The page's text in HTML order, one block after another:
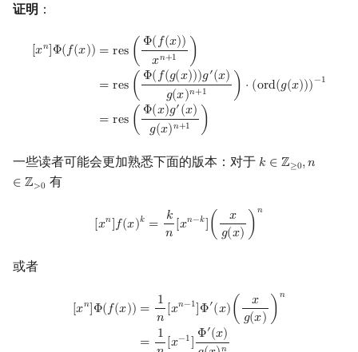
证明 ：
[𝑥𝑛]Φ(𝑓(𝑥)) = res ( Φ(𝑓(𝑥))
𝑥𝑛+1
)
= res ( Φ(𝑓(𝑔(𝑥)))𝑔′(𝑥)
𝑔(𝑥)𝑛+1 ) ⋅ (ord(𝑔(𝑥)))−1
= res ( Φ(𝑥)𝑔′(𝑥)
𝑔(𝑥)𝑛+1 )
]Φ(f (x ) )=res )x n+ 1)=res (Φ
一些读者可能会更加熟悉下面的版本：对于 𝑘 ∈ ℤ≥0,𝑛
∈ ℤ>0
k ∈Z≥0,n∈
有
[𝑥𝑛]𝑓(𝑥)𝑘 = 𝑘
𝑛 [𝑥𝑛−𝑘](
𝑥
𝑔(𝑥) )
𝑛
[x n] (x) n [x n− k] (x x) n
或者
[𝑥𝑛]Φ(𝑓(𝑥)) = 1
𝑛 [𝑥𝑛−1]Φ′(𝑥)(
𝑥
𝑔(𝑥) )
𝑛
= 1 [𝑥−1] Φ′(𝑥)
(f x) )= 1 n[ n− Φ′( x (x g(x) )n 1 n[ −1 Φ′ (x